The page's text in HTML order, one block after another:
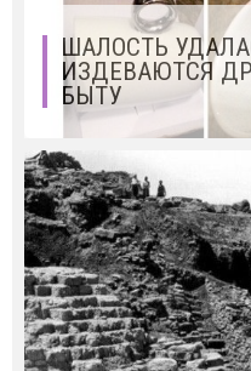
ШАЛОСТЬ
ИЗДЕВАЮТСЯ
БЫТУ